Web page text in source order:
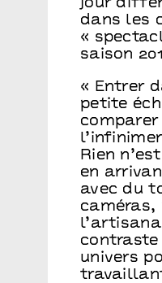
jour
dans les
«
saison
« Entrer
petite
Rien
en
avec du
caméras,
univers